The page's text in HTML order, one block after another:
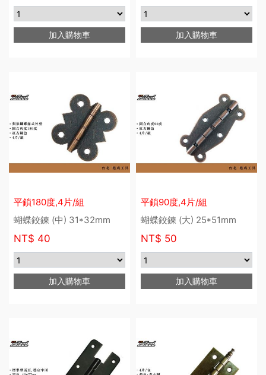
加入購物車 加入購物車
平鎖180度,4片/組
蝴蝶鉸鍊 (中) 31*32mm
NT$ 40
加入購物車
平鎖90度,4片/組
蝴蝶鉸鍊 (大) 25*51mm
NT$ 50
加入購物車